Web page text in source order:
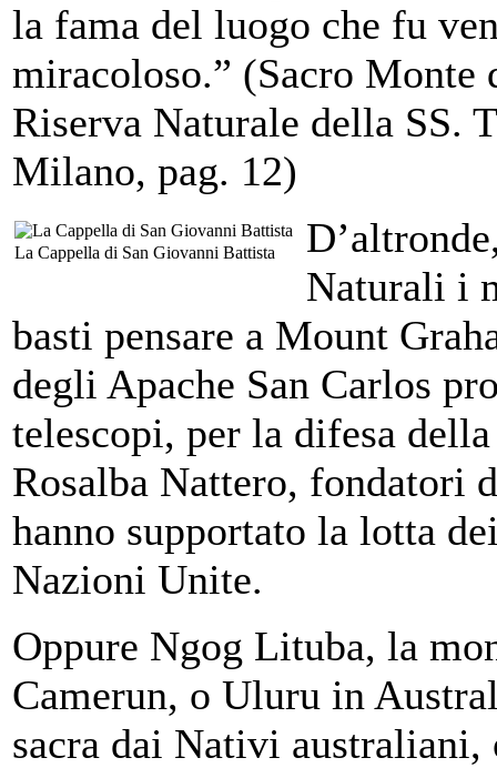
la fama del luogo che fu
miracoloso.” (Sacro
Riserva Naturale della SS.
Milano, pag. 12)
La Cappella di San Giovanni Battista
Naturali i
basti pensare a Mount
degli Apache San Carlos
telescopi, per la difesa
Rosalba Nattero, fondatori
hanno supportato la lotta
Nazioni Unite.
Oppure Ngog Lituba, la
Camerun, o Uluru in
sacra dai Nativi australiani,